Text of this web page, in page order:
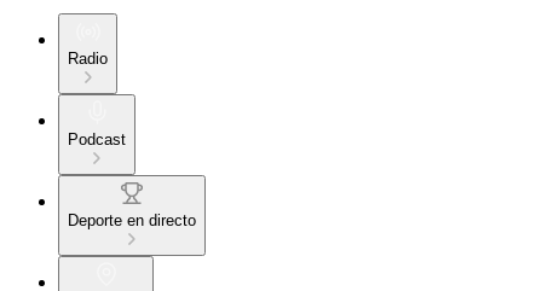
Radio
Podcast
Deporte en directo